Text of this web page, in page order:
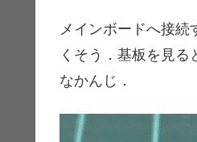
メインボードへ接
くそう．基板を見
なかんじ．